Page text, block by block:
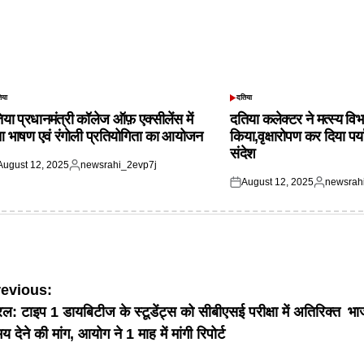
प्रधानमंत्री कॉलेज ऑफ़ एक्सीलेंस में
एवं रंगोली प्रतियोगिता का आयोजन
12, 2025
Posted
newsrahi_2evp7j
POSTED
दतिया
दतिया कलेक्टर ने मत्स्य
किया,वृक्षारोपण कर दिया
संदेश
Posted
August 12, 2025
Posted
टाइप 1 डायबिटीज के स्टूडेंट्स को सीबीएसई परीक्षा में अतिरिक्त
देने की मांग, आयोग ने 1 माह में मांगी रिपोर्ट